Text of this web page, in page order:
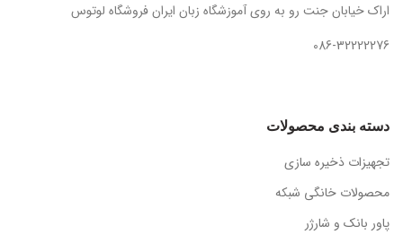
اراک خیابان جنت رو به روی آموزشگاه زبان ایران فروشگاه لوتوس
086-32222276
دسته بندی محصولات
تجهیزات ذخیره سازی
محصولات خانگی شبکه
پاور بانک و شارژر